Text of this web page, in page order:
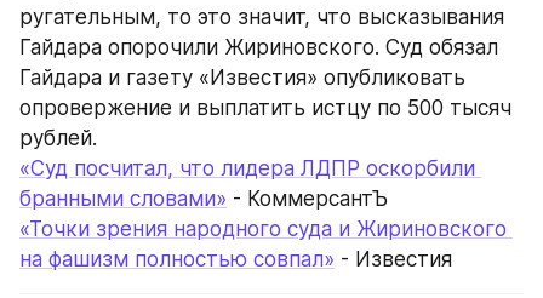
ругательным, то это значит, что высказывания
Гайдара опорочили Жириновского. Суд обязал
Гайдара и газету «Известия» опубликовать
опровержение и выплатить истцу по 500 тысяч
рублей.
«Суд посчитал, что лидера ЛДПР оскорбили
бранными словами» - КоммерсантЪ
«Точки зрения народного суда и Жириновского
на фашизм полностью совпал» - Известия